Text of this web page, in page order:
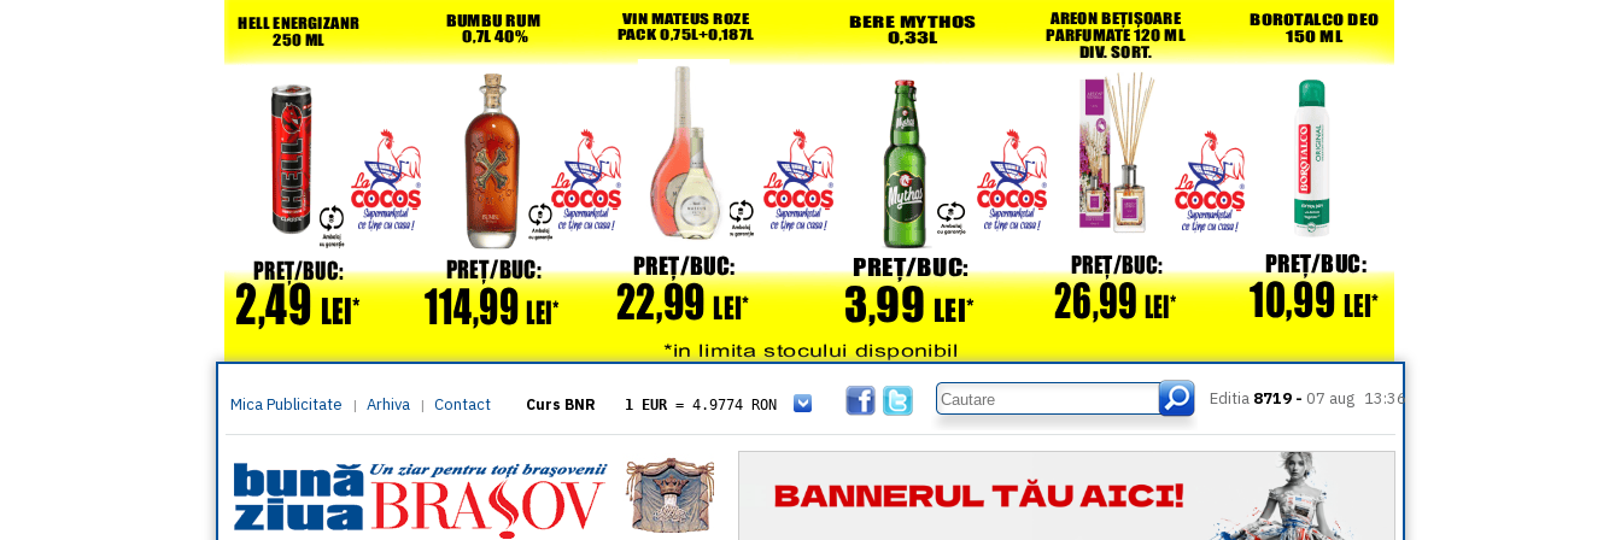
Mica Publicitate | Arhiva | Contact Curs BNR 1 EUR = 4.9774 RON
= 5.8304 RON
1 XAU= 464.4611 RON
1 AED= 1.1933 RON
1 AUD= 2.7957 RON
1 BGN= 2.5449 RON
Editia 8719 - 07 aug 13:36